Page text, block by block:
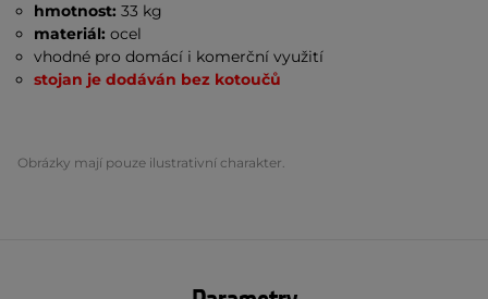
hmotnost: 33 kg
materiál:ocel
vhodné pro domácí i komerční využití
stojan je dodáván bez kotoučů
Obrázky mají pouze ilustrativní charakter.